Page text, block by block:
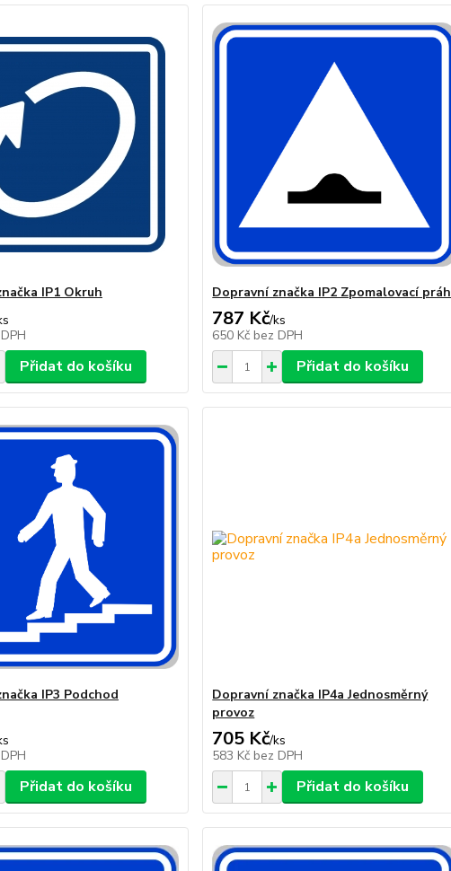
IP1 Okruh
Přidat do košíku
Dopravní značka IP2 Zpomalovací práh
787 Kč/ks
650 Kč bez DPH
Přidat do košíku
IP3 Podchod
Přidat do košíku
Dopravní značka IP4a Jednosměrný
provoz
705 Kč/ks
583 Kč bez DPH
Přidat do košíku